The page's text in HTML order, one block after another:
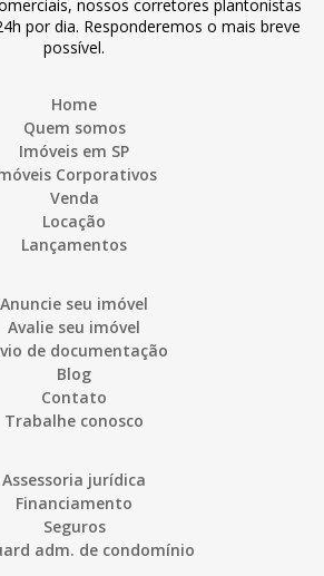
nossos corretores plantonistas
por dia. Responderemos o mais breve
possível.
Home
Quem somos
Imóveis em SP
Corporativos
Venda
Locação
Lançamentos
Anuncie seu imóvel
Avalie seu imóvel
de documentação
Blog
Contato
Trabalhe conosco
Assessoria jurídica
Financiamento
Seguros
adm. de condomínio